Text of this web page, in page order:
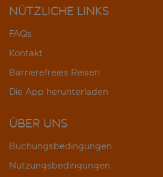
NÜTZLICHE LINKS
FAQs
Kontakt
Barrierefreies Reisen
Die App herunterladen
ÜBER UNS
Buchungsbedingungen
Nutzungsbedingungen